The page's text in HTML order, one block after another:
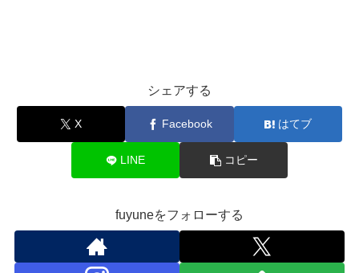
シェアする
X Facebook はてブ
LINE コピー
fuyuneをフォローする